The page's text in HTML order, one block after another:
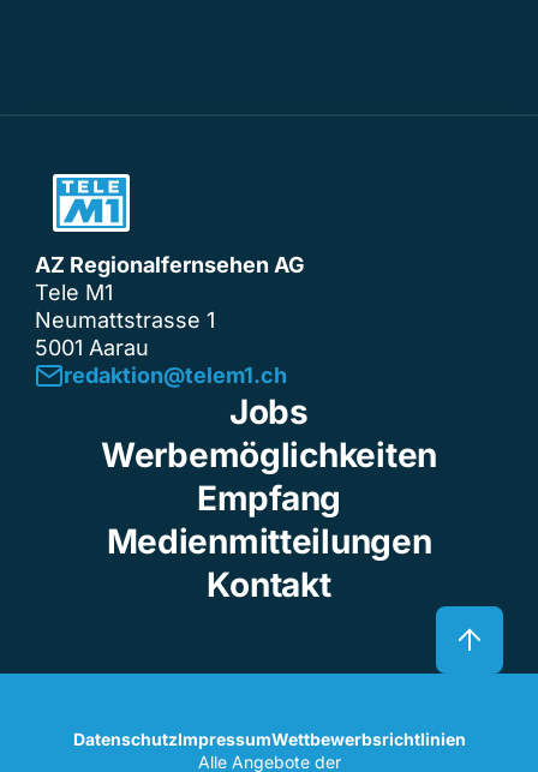
AZ Regionalfernsehen AG
Tele M1
Neumattstrasse 1
5001 Aarau
redaktion@telem1.ch
Jobs
Werbemöglichkeiten
Empfang
Medienmitteilungen
Kontakt
DatenschutzImpressumWettbewerbsrichtlinien
Alle Angebote der